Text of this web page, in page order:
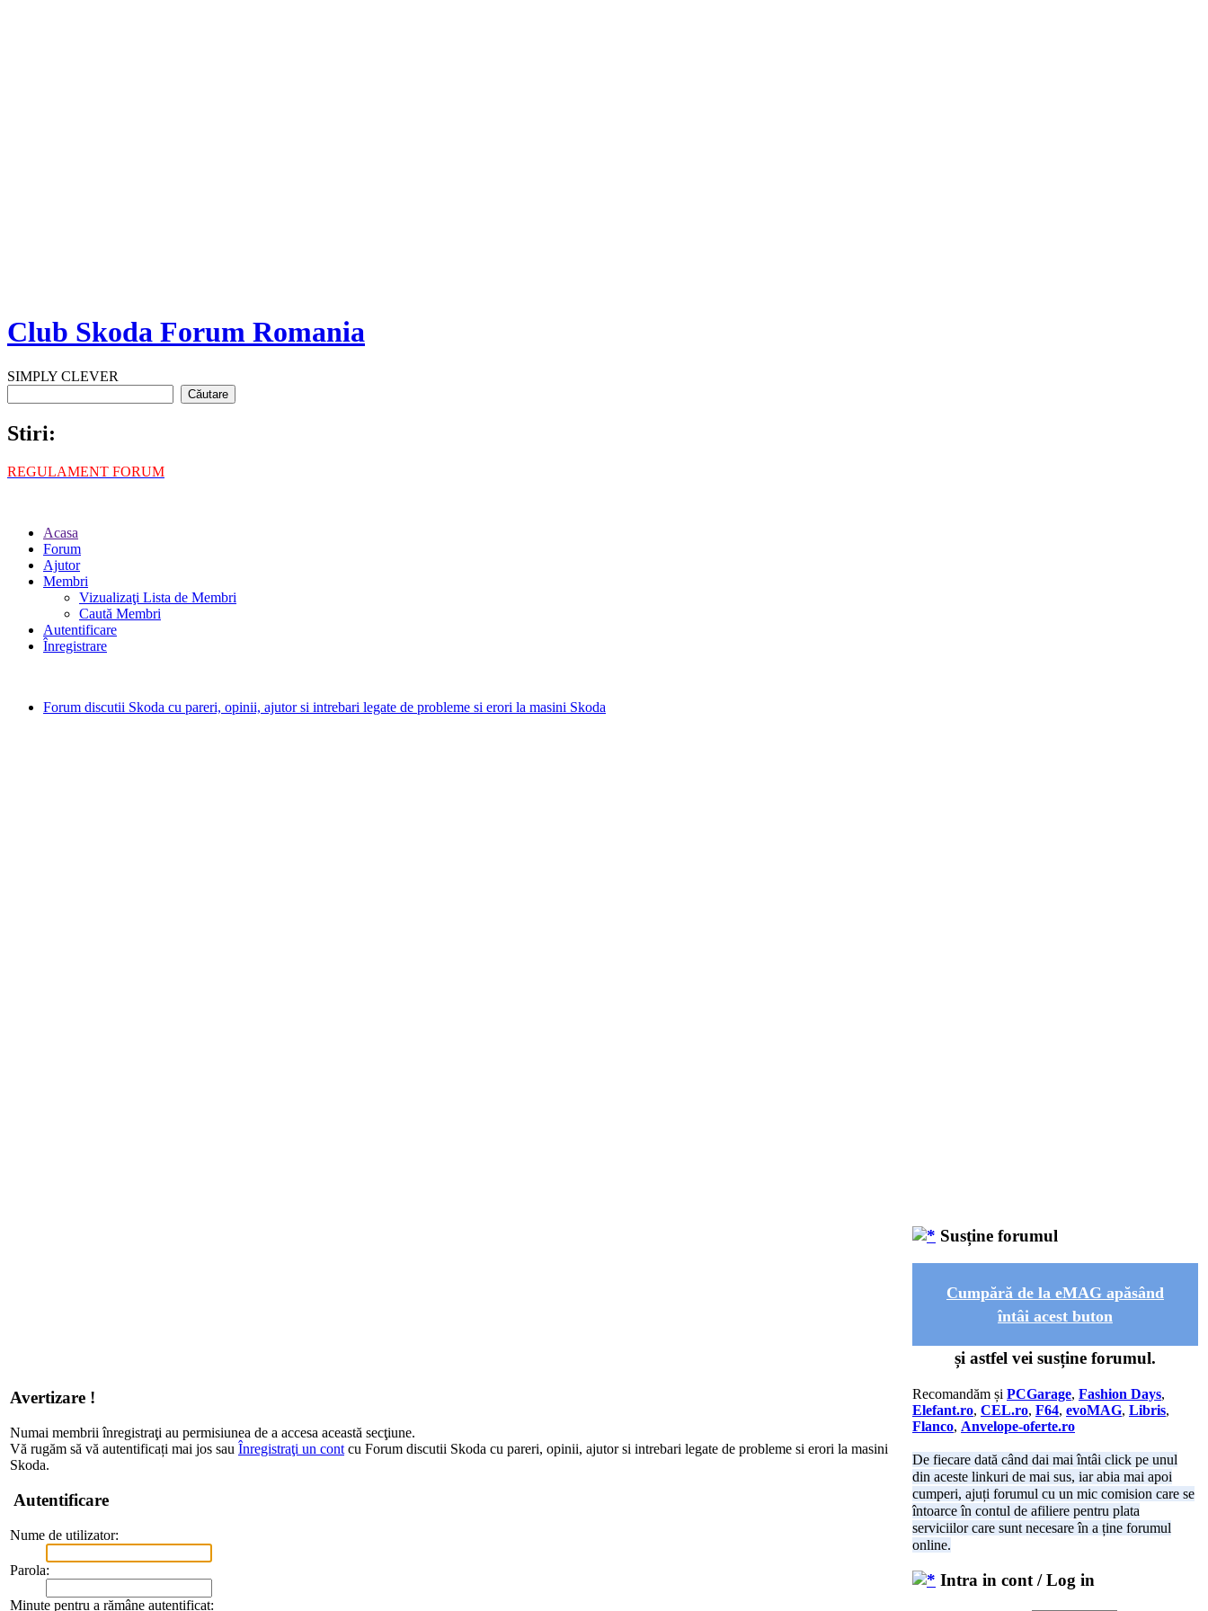
Club Skoda Forum Romania
SIMPLY CLEVER
Stiri:
REGULAMENT FORUM
Acasa
Forum
Ajutor
Membri
Vizualizaţi Lista de Membri
Caută Membri
Autentificare
Înregistrare
Forum discutii Skoda cu pareri, opinii, ajutor si intrebari legate de probleme si erori la masini Skoda
Avertizare !
Numai membrii înregistraţi au permisiunea de a accesa această secţiune.
Vă rugăm să vă autentificați mai jos sau Înregistraţi un cont cu Forum discutii Skoda cu pareri, opinii, ajutor si intrebari legate de probleme si erori la masini
Skoda.
Autentificare
Nume de utilizator:
Parola:
Minute pentru a rămâne autentificat:
Susține forumul
Cumpără de la eMAG apăsând
întâi acest buton
și astfel vei susține forumul.
Recomandăm și PCGarage, Fashion Days,
Elefant.ro, CEL.ro, F64, evoMAG, Libris,
Flanco, Anvelope-oferte.ro
De fiecare dată când dai mai întâi click pe unul
din aceste linkuri de mai sus, iar abia mai apoi
cumperi, ajuți forumul cu un mic comision care se
întoarce în contul de afiliere pentru plata
serviciilor care sunt necesare în a ține forumul
online.
Intra in cont / Log in